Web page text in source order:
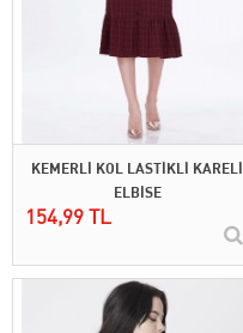
KEMERLİ KOL LASTİKLİ KARELİ
ELBİSE
154,99 TL